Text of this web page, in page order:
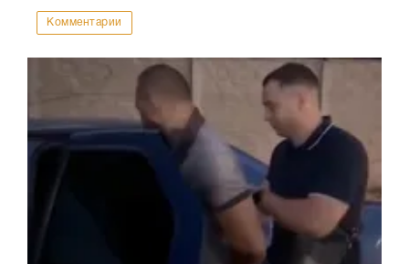
Комментарии